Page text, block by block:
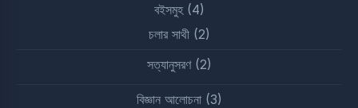
বইসমুহ(4)
চলার সাথী(2)
সত্যানুসরণ(2)
বিজ্ঞান আলোচনা(3)